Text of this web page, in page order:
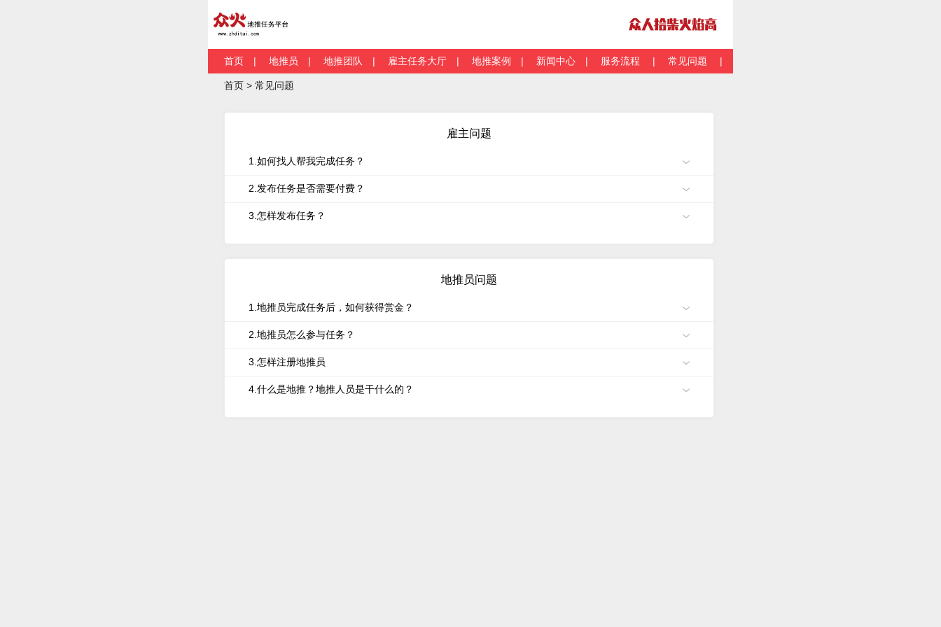
首页| 地推员 | 地推团队 | 雇主任务大厅| 地推案例 | 新闻中心| 服务流程 | 常见问题 |
首页 > 常见问题
雇主问题
1.如何找人帮我完成任务？
2.发布任务是否需要付费？
3.怎样发布任务？
地推员问题
1.地推员完成任务后，如何获得赏金？
2.地推员怎么参与任务？
3.怎样注册地推员
4.什么是地推？地推人员是干什么的？